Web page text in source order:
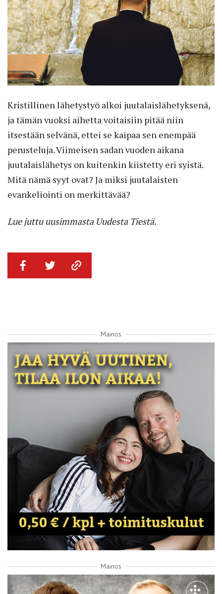
Kristillinen lähetystyö alkoi juutalaislähetyksenä,
ja tämän vuoksi aihetta voitaisiin pitää niin
itsestään selvänä, ettei se kaipaa sen enempää
perusteluja. Viimeisen sadan vuoden aikana
juutalaislähetys on kuitenkin kiistetty eri syistä.
Mitä nämä syyt ovat? Ja miksi juutalaisten
evankeliointi on merkittävää?
Lue juttu uusimmasta Uudesta Tiestä.
Mainos
Mainos